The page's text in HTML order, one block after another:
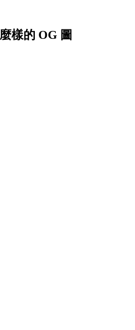
樣的 OG 圖